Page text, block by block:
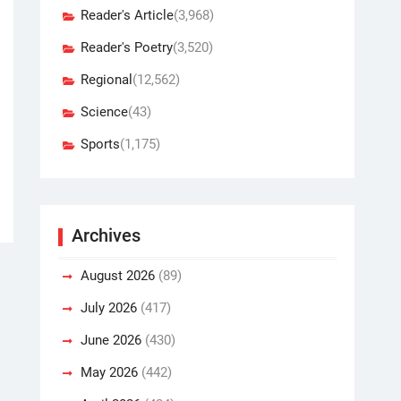
Reader's Article(3,968)
Reader's Poetry(3,520)
Regional (12,562)
Science(43)
Sports(1,175)
Archives
August 2026 (89)
July 2026 (417)
June 2026 (430)
May 2026 (442)